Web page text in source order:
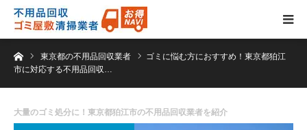
ホーム東京都の不用品回収業者
ゴミに悩む方におすすめ！東京都狛江
市に対応する不用品回収…
大量のゴミ処分に！東京都狛江市の不用品回収業者を紹介